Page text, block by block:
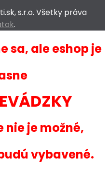
s.r.o. Všetky práva
.
sa, ale eshop je
je možné,
vybavené.